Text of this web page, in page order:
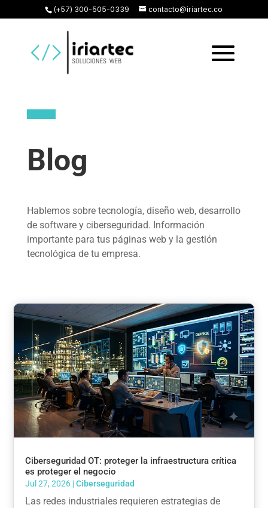
(+57) 300-505-0339 contacto@iriartec.co
Blog
Hablemos sobre tecnología, diseño web, desarrollo
de software y ciberseguridad. Información
importante para tus páginas web y la gestión
tecnológica de tu empresa.
Ciberseguridad OT: proteger la infraestructura crítica
es proteger el negocio
Jul 27, 2026 |Ciberseguridad
Las redes industriales requieren estrategias de